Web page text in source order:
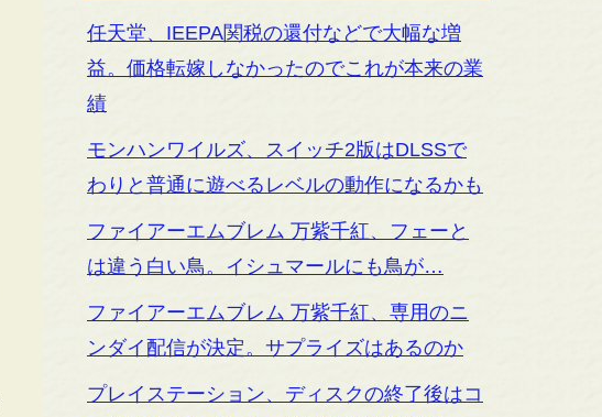
任天堂、IEEPA関税の還付などで大幅な増
益。価格転嫁しなかったのでこれが本来の業
績
モンハンワイルズ、スイッチ2版はDLSSで
わりと普通に遊べるレベルの動作になるかも
ファイアーエムブレム 万紫千紅、フェーと
は違う白い鳥。イシュマールにも鳥が…
ファイアーエムブレム 万紫千紅、専用のニ
ンダイ配信が決定。サプライズはあるのか
プレイステーション、ディスクの終了後はコ